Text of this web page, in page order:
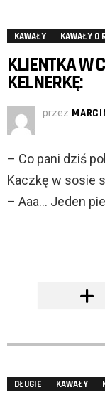
KAWAŁY KAWAŁY O
KLIENTKA W
KELNERKĘ:
przez
– Co pani dziś
Kaczkę w sosie
– Aaa… Jeden
DŁUGIE KAWAŁY